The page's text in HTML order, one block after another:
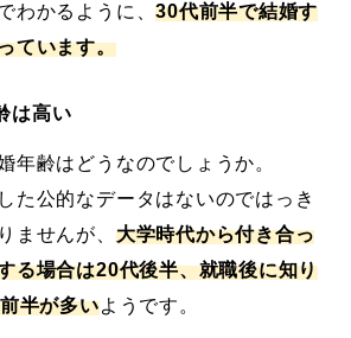
わかるように、30代前半で結婚す
ています。
は高い
年齢はどうなのでしょうか。
た公的なデータはないのではっき
ませんが、 大学時代から付き合っ
る場合は20代後半、就職後に知り
半が多いようです。